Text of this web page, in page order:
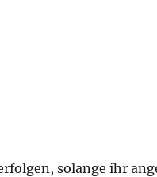
solange ihr